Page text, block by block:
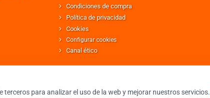
Condiciones de compra
Política de privacidad
Cookies
Configurar cookies
Canal ético
terceros para analizar el uso de la web y mejorar nuestros servicios.